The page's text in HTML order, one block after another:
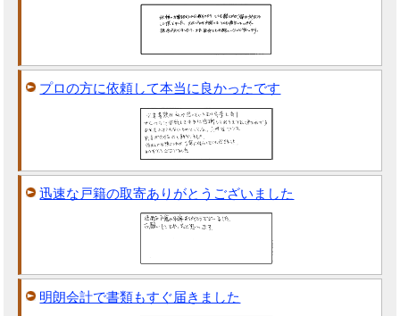
プロの方に依頼して本当に良かったです
迅速な戸籍の取寄ありがとうございました
明朗会計で書類もすぐ届きました